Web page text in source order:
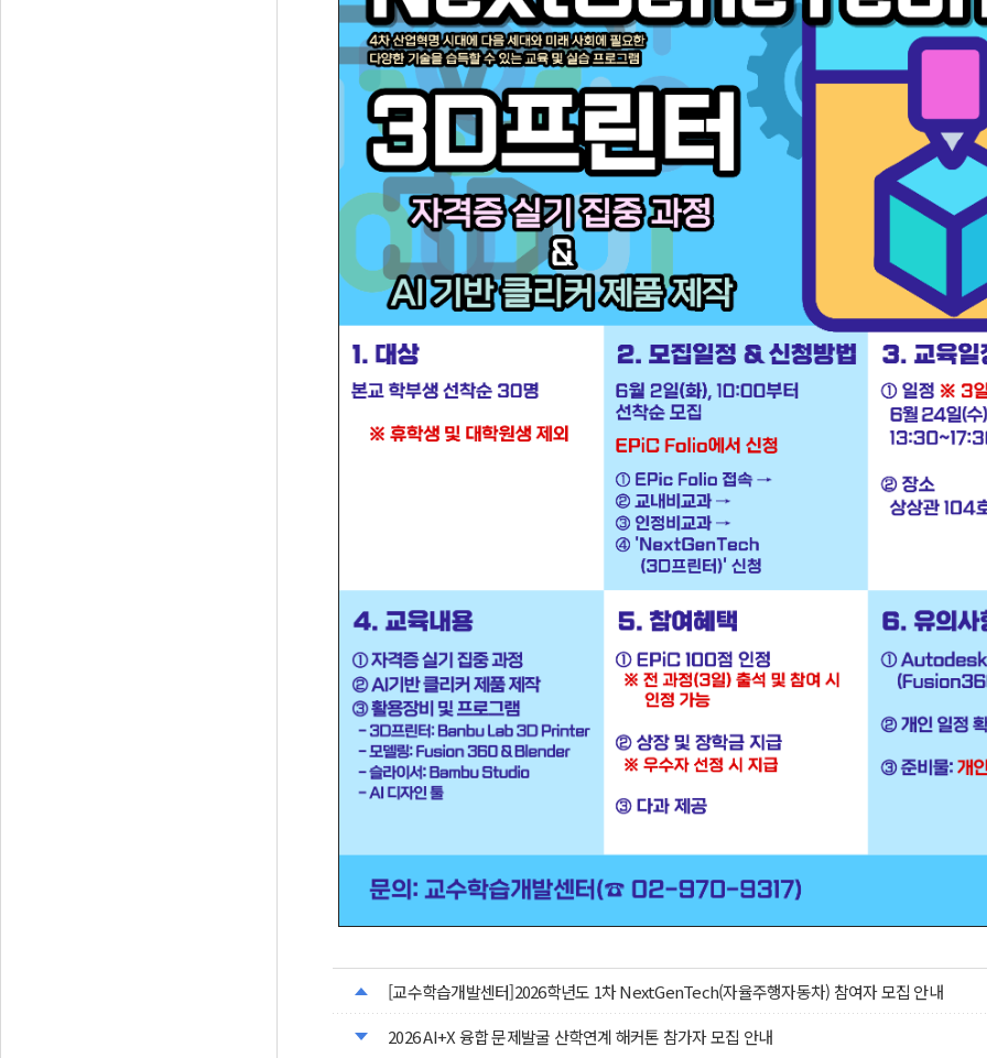
[교수학습개발센터]2026학년도 1차 NextGenTech(자율주행자동차) 참여자 모집 안내
2026 AI+X 융합 문제발굴 산학연계 해커톤 참가자 모집 안내